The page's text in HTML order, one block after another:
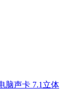
脑声卡 7.1立体